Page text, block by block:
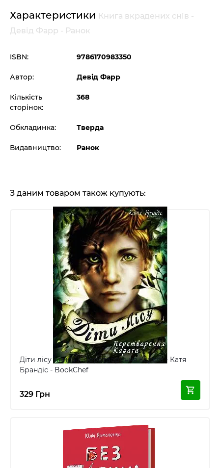
Характеристики Книга вкрадених снів -
Девід Фарр - Ранок
ISBN: 9786170983350
Автор: Девід Фарр
Кількість
сторінок:
368
Обкладинка: Тверда
Видавництво: Ранок
З даним товаром також купують:
Діти лісу Книга 1: Перетворення Караґа - Катя
Брандіс - BookChef
329 Грн